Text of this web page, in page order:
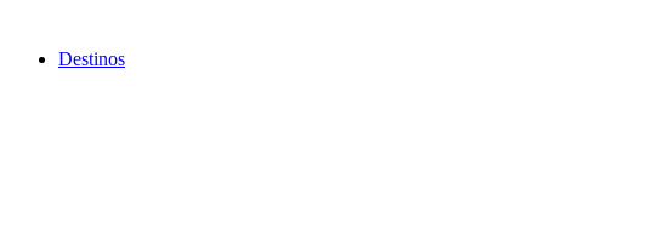
Destinos